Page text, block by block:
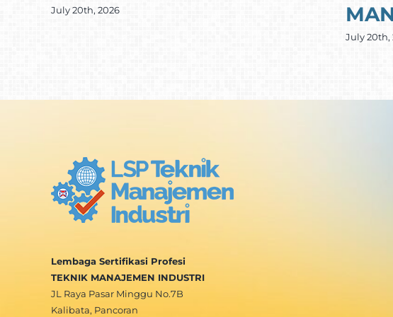
July 20th, 2026
July 20th,
Lembaga Sertifikasi Profesi
TEKNIK MANAJEMEN INDUSTRI
JL Raya Pasar Minggu No.7B
Kalibata, Pancoran